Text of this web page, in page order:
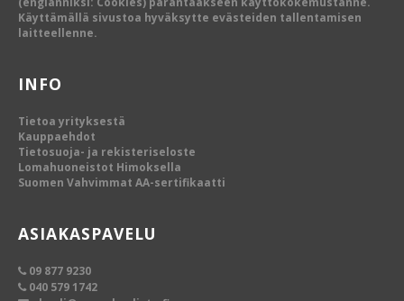
Käyttämällä sivustoa hyväksytte evästeiden tallentamisen
laitteellenne.
INFO
Tietoa yrityksestä
Kauppaehdot
Tietosuoja- ja rekisteriseloste
Lomahuoneistot Himoksella
Suomen Vahvimmat AA-sertifikaatti
ASIAKASPAVELU
09 877 9230
040 579 1742